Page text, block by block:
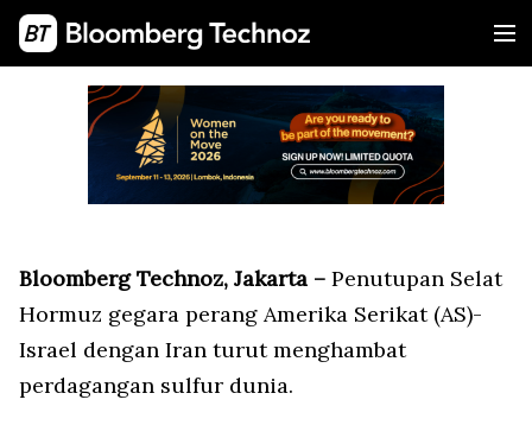
Bloomberg Technoz, Jakarta – Penutupan Selat
Hormuz gegara perang Amerika Serikat (AS)-
Israel dengan Iran turut menghambat
perdagangan sulfur dunia.